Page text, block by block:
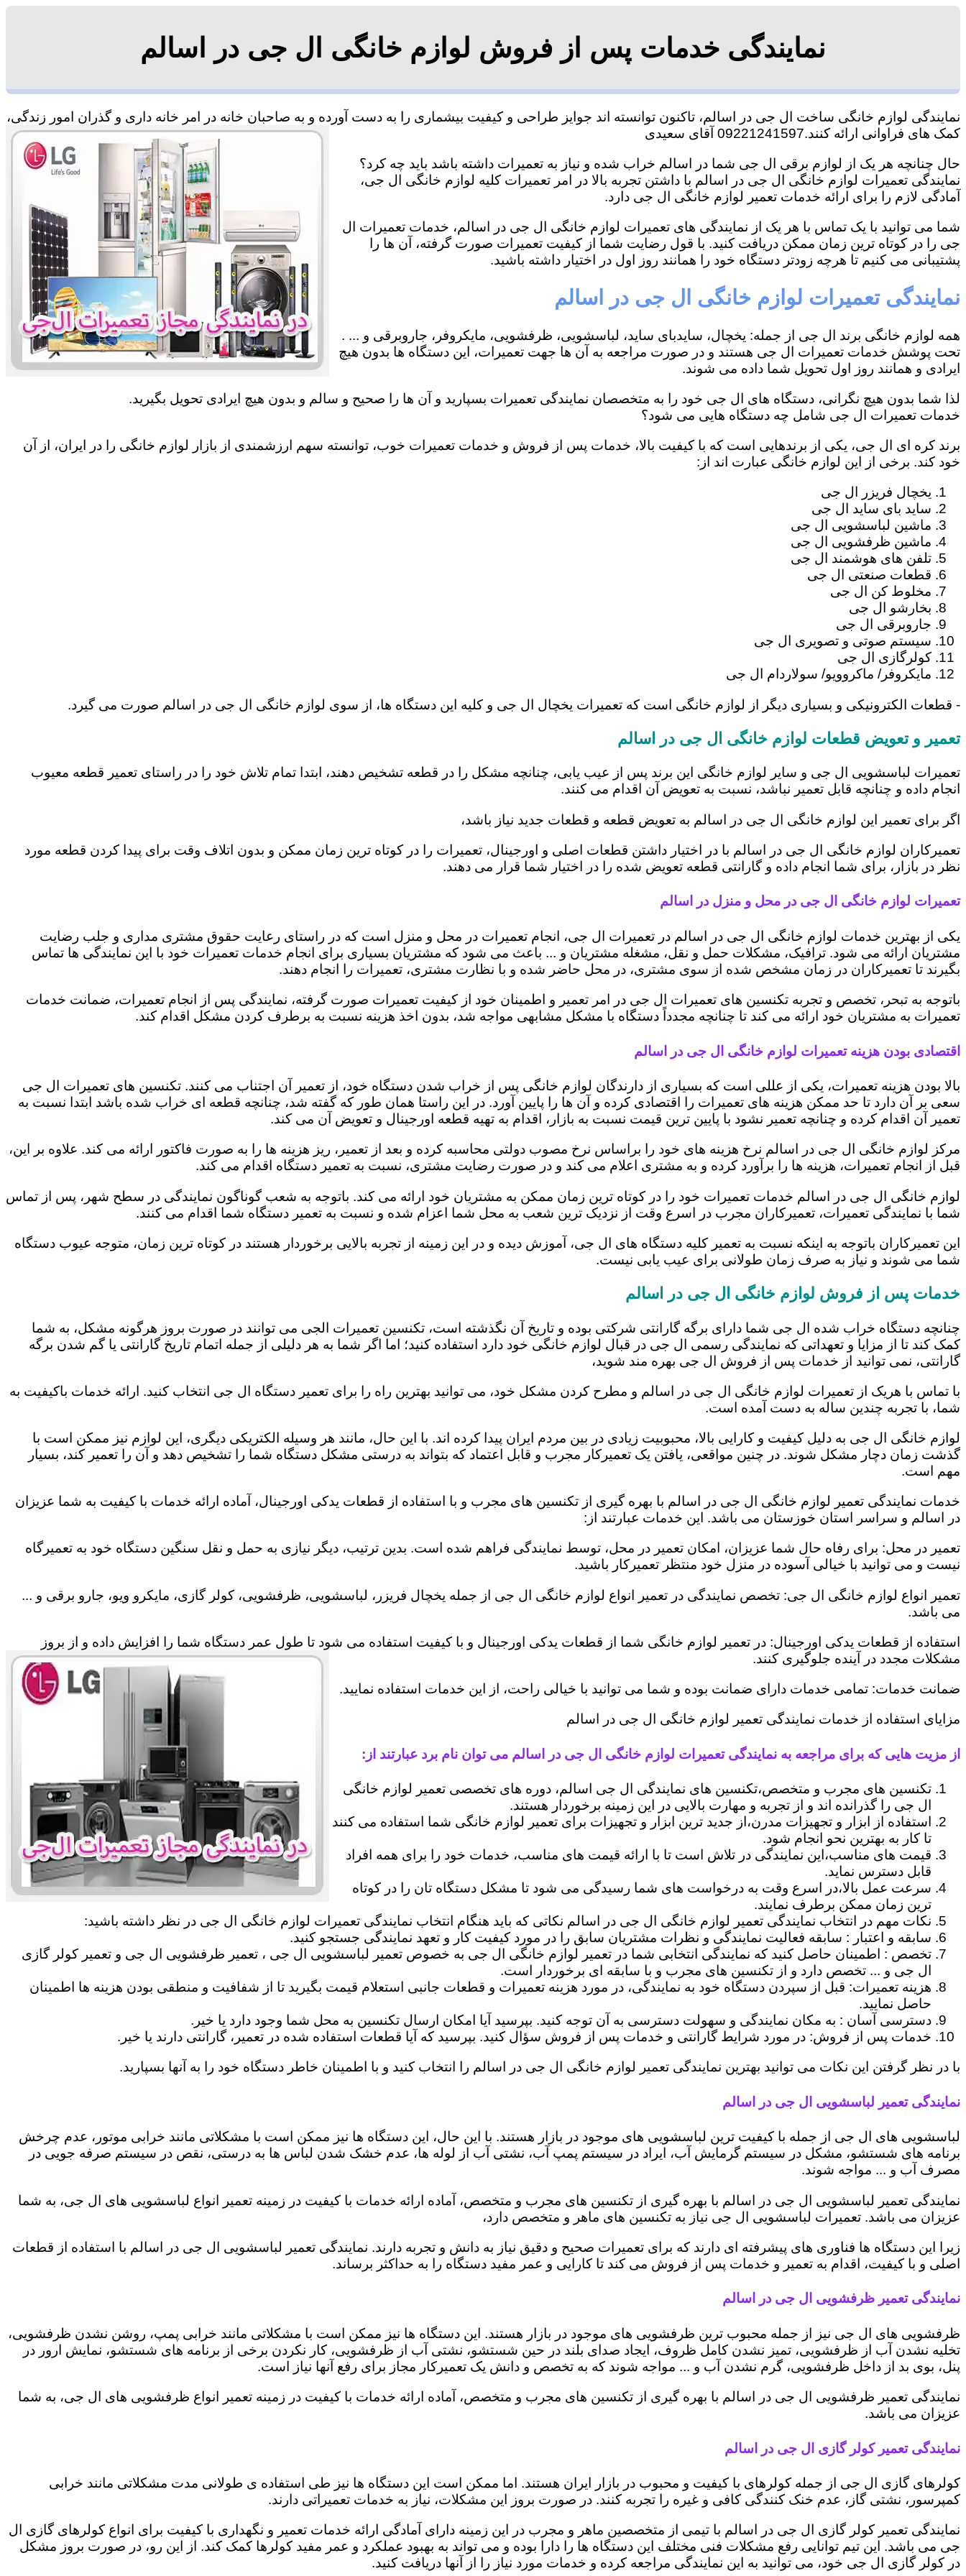
نمایندگی خدمات پس از فروش لوازم خانگی ال جی در اسالم
نمایندگی لوازم خانگی ساخت ال جی در اسالم، تاکنون توانسته اند جوایز طراحی و کیفیت بیشماری را به دست آورده و به صاحبان خانه در امر خانه داری و گذران امور زندگی،
کمک های فراوانی ارائه کنند.09221241597 آقای سعیدی
حال چنانچه هر یک از لوازم برقی ال جی شما در اسالم خراب شده و نیاز به تعمیرات داشته باشد باید چه کرد؟
نمایندگی تعمیرات لوازم خانگی ال جی در اسالم با داشتن تجربه بالا در امر تعمیرات کلیه لوازم خانگی ال جی،
آمادگی لازم را برای ارائه خدمات تعمیر لوازم خانگی ال جی دارد.
شما می توانید با یک تماس با هر یک از نمایندگی های تعمیرات لوازم خانگی ال جی در اسالم، خدمات تعمیرات ال
جی را در کوتاه ترین زمان ممکن دریافت کنید. با قول رضایت شما از کیفیت تعمیرات صورت گرفته، آن ها را
پشتیبانی می کنیم تا هرچه زودتر دستگاه خود را همانند روز اول در اختیار داشته باشید.
نمایندگی تعمیرات لوازم خانگی ال جی در اسالم
همه لوازم خانگی برند ال جی از جمله: یخچال، سایدبای ساید، لباسشویی، ظرفشویی، مایکروفر، جاروبرقی و ... .
تحت پوشش خدمات تعمیرات ال جی هستند و در صورت مراجعه به آن ها جهت تعمیرات، این دستگاه ها بدون هیچ
ایرادی و همانند روز اول تحویل شما داده می شوند.
لذا شما بدون هیچ نگرانی، دستگاه های ال جی خود را به متخصصان نمایندگی تعمیرات بسپارید و آن ها را صحیح و سالم و بدون هیچ ایرادی تحویل بگیرید.
خدمات تعمیرات ال جی شامل چه دستگاه هایی می شود؟
برند کره ای ال جی، یکی از برندهایی است که با کیفیت بالا، خدمات پس از فروش و خدمات تعمیرات خوب، توانسته سهم ارزشمندی از بازار لوازم خانگی را در ایران، از آن
خود کند. برخی از این لوازم خانگی عبارت اند از:
یخچال فریزر ال جی
ساید بای ساید ال جی
ماشین لباسشویی ال جی
ماشین ظرفشویی ال جی
تلفن های هوشمند ال جی
قطعات صنعتی ال جی
مخلوط کن ال جی
بخارشو ال جی
جاروبرقی ال جی
سیستم صوتی و تصویری ال جی
کولرگازی ال جی
مایکروفر/ ماکروویو/ سولاردام ال جی
- قطعات الکترونیکی و بسیاری دیگر از لوازم خانگی است که تعمیرات یخچال ال جی و کلیه این دستگاه ها، از سوی لوازم خانگی ال جی در اسالم صورت می گیرد.
تعمیر و تعویض قطعات لوازم خانگی ال جی در اسالم
تعمیرات لباسشویی ال جی و سایر لوازم خانگی این برند پس از عیب یابی، چنانچه مشکل را در قطعه تشخیص دهند، ابتدا تمام تلاش خود را در راستای تعمیر قطعه معیوب
انجام داده و چنانچه قابل تعمیر نباشد، نسبت به تعویض آن اقدام می کنند.
اگر برای تعمیر این لوازم خانگی ال جی در اسالم به تعویض قطعه و قطعات جدید نیاز باشد،
تعمیرکاران لوازم خانگی ال جی در اسالم با در اختیار داشتن قطعات اصلی و اورجینال، تعمیرات را در کوتاه ترین زمان ممکن و بدون اتلاف وقت برای پیدا کردن قطعه مورد
نظر در بازار، برای شما انجام داده و گارانتی قطعه تعویض شده را در اختیار شما قرار می دهند.
تعمیرات لوازم خانگی ال جی در محل و منزل در اسالم
یکی از بهترین خدمات لوازم خانگی ال جی در اسالم در تعمیرات ال جی، انجام تعمیرات در محل و منزل است که در راستای رعایت حقوق مشتری مداری و جلب رضایت
مشتریان ارائه می شود. ترافیک، مشکلات حمل و نقل، مشغله مشتریان و ... باعث می شود که مشتریان بسیاری برای انجام خدمات تعمیرات خود با این نمایندگی ها تماس
بگیرند تا تعمیرکاران در زمان مشخص شده از سوی مشتری، در محل حاضر شده و با نظارت مشتری، تعمیرات را انجام دهند.
باتوجه به تبحر، تخصص و تجربه تکنسین های تعمیرات ال جی در امر تعمیر و اطمینان خود از کیفیت تعمیرات صورت گرفته، نمایندگی پس از انجام تعمیرات، ضمانت خدمات
تعمیرات به مشتریان خود ارائه می کند تا چنانچه مجدداً دستگاه با مشکل مشابهی مواجه شد، بدون اخذ هزینه نسبت به برطرف کردن مشکل اقدام کند.
اقتصادی بودن هزینه تعمیرات لوازم خانگی ال جی در اسالم
بالا بودن هزینه تعمیرات، یکی از عللی است که بسیاری از دارندگان لوازم خانگی پس از خراب شدن دستگاه خود، از تعمیر آن اجتناب می کنند. تکنسین های تعمیرات ال جی
سعی بر آن دارد تا حد ممکن هزینه های تعمیرات را اقتصادی کرده و آن ها را پایین آورد. در این راستا همان طور که گفته شد، چنانچه قطعه ای خراب شده باشد ابتدا نسبت به
تعمیر آن اقدام کرده و چنانچه تعمیر نشود با پایین ترین قیمت نسبت به بازار، اقدام به تهیه قطعه اورجینال و تعویض آن می کند.
مرکز لوازم خانگی ال جی در اسالم نرخ هزینه های خود را براساس نرخ مصوب دولتی محاسبه کرده و بعد از تعمیر، ریز هزینه ها را به صورت فاکتور ارائه می کند. علاوه بر این،
قبل از انجام تعمیرات، هزینه ها را برآورد کرده و به مشتری اعلام می کند و در صورت رضایت مشتری، نسبت به تعمیر دستگاه اقدام می کند.
لوازم خانگی ال جی در اسالم خدمات تعمیرات خود را در کوتاه ترین زمان ممکن به مشتریان خود ارائه می کند. باتوجه به شعب گوناگون نمایندگی در سطح شهر، پس از تماس
شما با نمایندگی تعمیرات، تعمیرکاران مجرب در اسرع وقت از نزدیک ترین شعب به محل شما اعزام شده و نسبت به تعمیر دستگاه شما اقدام می کنند.
این تعمیرکاران باتوجه به اینکه نسبت به تعمیر کلیه دستگاه های ال جی، آموزش دیده و در این زمینه از تجربه بالایی برخوردار هستند در کوتاه ترین زمان، متوجه عیوب دستگاه
شما می شوند و نیاز به صرف زمان طولانی برای عیب یابی نیست.
خدمات پس از فروش لوازم خانگی ال جی در اسالم
چنانچه دستگاه خراب شده ال جی شما دارای برگه گارانتی شرکتی بوده و تاریخ آن نگذشته است، تکنسین تعمیرات الجی می توانند در صورت بروز هرگونه مشکل، به شما
کمک کند تا از مزایا و تعهداتی که نمایندگی رسمی ال جی در قبال لوازم خانگی خود دارد استفاده کنید؛ اما اگر شما به هر دلیلی از جمله اتمام تاریخ گارانتی یا گم شدن برگه
گارانتی، نمی توانید از خدمات پس از فروش ال جی بهره مند شوید،
با تماس با هریک از تعمیرات لوازم خانگی ال جی در اسالم و مطرح کردن مشکل خود، می توانید بهترین راه را برای تعمیر دستگاه ال جی انتخاب کنید. ارائه خدمات باکیفیت به
شما، با تجربه چندین ساله به دست آمده است.
لوازم خانگی ال جی به دلیل کیفیت و کارایی بالا، محبوبیت زیادی در بین مردم ایران پیدا کرده اند. با این حال، مانند هر وسیله الکتریکی دیگری، این لوازم نیز ممکن است با
گذشت زمان دچار مشکل شوند. در چنین مواقعی، یافتن یک تعمیرکار مجرب و قابل اعتماد که بتواند به درستی مشکل دستگاه شما را تشخیص دهد و آن را تعمیر کند، بسیار
مهم است.
خدمات نمایندگی تعمیر لوازم خانگی ال جی در اسالم با بهره گیری از تکنسین های مجرب و با استفاده از قطعات یدکی اورجینال، آماده ارائه خدمات با کیفیت به شما عزیزان
در اسالم و سراسر استان خوزستان می باشد. این خدمات عبارتند از:
تعمیر در محل: برای رفاه حال شما عزیزان، امکان تعمیر در محل، توسط نمایندگی فراهم شده است. بدین ترتیب، دیگر نیازی به حمل و نقل سنگین دستگاه خود به تعمیرگاه
نیست و می توانید با خیالی آسوده در منزل خود منتظر تعمیرکار باشید.
تعمیر انواع لوازم خانگی ال جی: تخصص نمایندگی در تعمیر انواع لوازم خانگی ال جی از جمله یخچال فریزر، لباسشویی، ظرفشویی، کولر گازی، مایکرو ویو، جارو برقی و ...
می باشد.
استفاده از قطعات یدکی اورجینال: در تعمیر لوازم خانگی شما از قطعات یدکی اورجینال و با کیفیت استفاده می شود تا طول عمر دستگاه شما را افزایش داده و از بروز
مشکلات مجدد در آینده جلوگیری کنند.
ضمانت خدمات: تمامی خدمات دارای ضمانت بوده و شما می توانید با خیالی راحت، از این خدمات استفاده نمایید.
مزایای استفاده از خدمات نمایندگی تعمیر لوازم خانگی ال جی در اسالم
از مزیت هایی که برای مراجعه به نمایندگی تعمیرات لوازم خانگی ال جی در اسالم می توان نام برد عبارتند از:
تکنسین های مجرب و متخصص،تکنسین های نمایندگی ال جی اسالم، دوره های تخصصی تعمیر لوازم خانگی
ال جی را گذرانده اند و از تجربه و مهارت بالایی در این زمینه برخوردار هستند.
استفاده از ابزار و تجهیزات مدرن،از جدید ترین ابزار و تجهیزات برای تعمیر لوازم خانگی شما استفاده می کنند
تا کار به بهترین نحو انجام شود.
قیمت های مناسب،این نمایندگی در تلاش است تا با ارائه قیمت های مناسب، خدمات خود را برای همه افراد
قابل دسترس نماید.
سرعت عمل بالا،در اسرع وقت به درخواست های شما رسیدگی می شود تا مشکل دستگاه تان را در کوتاه
ترین زمان ممکن برطرف نمایند.
نکات مهم در انتخاب نمایندگی تعمیر لوازم خانگی ال جی در اسالم نکاتی که باید هنگام انتخاب نمایندگی تعمیرات لوازم خانگی ال جی در نظر داشته باشید:
سابقه و اعتبار : سابقه فعالیت نمایندگی و نظرات مشتریان سابق را در مورد کیفیت کار و تعهد نمایندگی جستجو کنید.
تخصص : اطمینان حاصل کنید که نمایندگی انتخابی شما در تعمیر لوازم خانگی ال جی به خصوص تعمیر لباسشویی ال جی ، تعمیر ظرفشویی ال جی و تعمیر کولر گازی
ال جی و ... تخصص دارد و از تکنسین های مجرب و با سابقه ای برخوردار است.
هزینه تعمیرات: قبل از سپردن دستگاه خود به نمایندگی، در مورد هزینه تعمیرات و قطعات جانبی استعلام قیمت بگیرید تا از شفافیت و منطقی بودن هزینه ها اطمینان
حاصل نمایید.
دسترسی آسان : به مکان نمایندگی و سهولت دسترسی به آن توجه کنید. بپرسید آیا امکان ارسال تکنسین به محل شما وجود دارد یا خیر.
خدمات پس از فروش: در مورد شرایط گارانتی و خدمات پس از فروش سؤال کنید. بپرسید که آیا قطعات استفاده شده در تعمیر، گارانتی دارند یا خیر.
با در نظر گرفتن این نکات می توانید بهترین نمایندگی تعمیر لوازم خانگی ال جی در اسالم را انتخاب کنید و با اطمینان خاطر دستگاه خود را به آنها بسپارید.
نمایندگی تعمیر لباسشویی ال جی در اسالم
لباسشویی های ال جی از جمله با کیفیت ترین لباسشویی های موجود در بازار هستند. با این حال، این دستگاه ها نیز ممکن است با مشکلاتی مانند خرابی موتور، عدم چرخش
برنامه های شستشو، مشکل در سیستم گرمایش آب، ایراد در سیستم پمپ آب، نشتی آب از لوله ها، عدم خشک شدن لباس ها به درستی، نقص در سیستم صرفه جویی در
مصرف آب و ... مواجه شوند.
نمایندگی تعمیر لباسشویی ال جی در اسالم با بهره گیری از تکنسین های مجرب و متخصص، آماده ارائه خدمات با کیفیت در زمینه تعمیر انواع لباسشویی های ال جی، به شما
عزیزان می باشد. تعمیرات لباسشویی ال جی نیاز به تکنسین های ماهر و متخصص دارد،
زیرا این دستگاه ها فناوری های پیشرفته ای دارند که برای تعمیرات صحیح و دقیق نیاز به دانش و تجربه دارند. نمایندگی تعمیر لباسشویی ال جی در اسالم با استفاده از قطعات
اصلی و با کیفیت، اقدام به تعمیر و خدمات پس از فروش می کند تا کارایی و عمر مفید دستگاه را به حداکثر برساند.
نمایندگی تعمیر ظرفشویی ال جی در اسالم
ظرفشویی های ال جی نیز از جمله محبوب ترین ظرفشویی های موجود در بازار هستند. این دستگاه ها نیز ممکن است با مشکلاتی مانند خرابی پمپ، روشن نشدن ظرفشویی،
تخلیه نشدن آب از ظرفشویی، تمیز نشدن کامل ظروف، ایجاد صدای بلند در حین شستشو، نشتی آب از ظرفشویی، کار نکردن برخی از برنامه های شستشو، نمایش ارور در
پنل، بوی بد از داخل ظرفشویی، گرم نشدن آب و ... مواجه شوند که به تخصص و دانش یک تعمیرکار مجاز برای رفع آنها نیاز است.
نمایندگی تعمیر ظرفشویی ال جی در اسالم با بهره گیری از تکنسین های مجرب و متخصص، آماده ارائه خدمات با کیفیت در زمینه تعمیر انواع ظرفشویی های ال جی، به شما
عزیزان می باشد.
نمایندگی تعمیر کولر گازی ال جی در اسالم
کولرهای گازی ال جی از جمله کولرهای با کیفیت و محبوب در بازار ایران هستند. اما ممکن است این دستگاه ها نیز طی استفاده ی طولانی مدت مشکلاتی مانند خرابی
کمپرسور، نشتی گاز، عدم خنک کنندگی کافی و غیره را تجربه کنند. در صورت بروز این مشکلات، نیاز به خدمات تعمیراتی دارند.
نمایندگی تعمیر کولر گازی ال جی در اسالم با تیمی از متخصصین ماهر و مجرب در این زمینه دارای آمادگی ارائه خدمات تعمیر و نگهداری با کیفیت برای انواع کولرهای گازی ال
جی می باشد. این تیم توانایی رفع مشکلات فنی مختلف این دستگاه ها را دارا بوده و می تواند به بهبود عملکرد و عمر مفید کولرها کمک کند. از این رو، در صورت بروز مشکل
در کولر گازی ال جی خود، می توانید به این نمایندگی مراجعه کرده و خدمات مورد نیاز را از آنها دریافت کنید.